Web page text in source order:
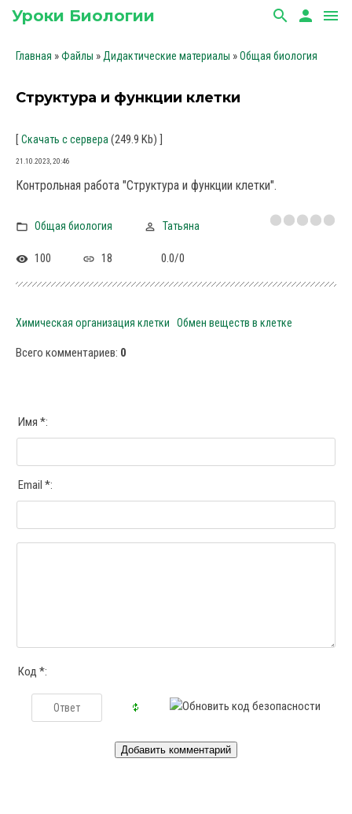
Уроки Биологии search person menu
Главная »Файлы » Дидактические материалы »Общая биология
Структура и функции клетки
[Скачать с сервера (249.9 Kb) ]
21.10.2023, 20:46
Контрольная работа "Структура и функции клетки".
Общая биология Татьяна
100 18 0.0/0
Химическая организация клетки Обмен веществ в клетке
Всего комментариев: 0
Имя *:
Email *:
Код *: